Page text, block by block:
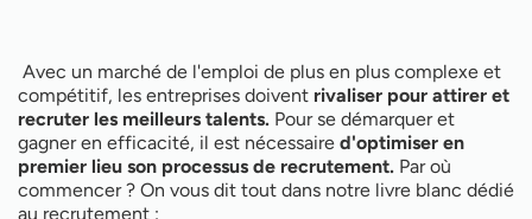
Avec un marché de l'emploi de plus en plus complexe et
compétitif, les entreprises doivent rivaliser pour attirer et
recruter les meilleurs talents. Pour se démarquer et
gagner en efficacité, il est nécessaire d'optimiser en
premier lieu son processus de recrutement. Par où
commencer ? On vous dit tout dans notre livre blanc dédié
au recrutement :